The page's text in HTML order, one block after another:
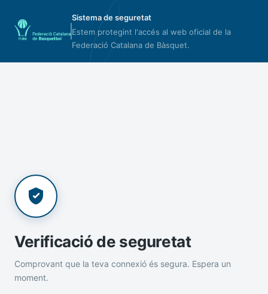
Sistema de seguretat
Estem protegint l'accés al web oficial de la
Federació Catalana de Bàsquet.
Verificació de seguretat
Comprovant que la teva connexió és segura. Espera un
moment.